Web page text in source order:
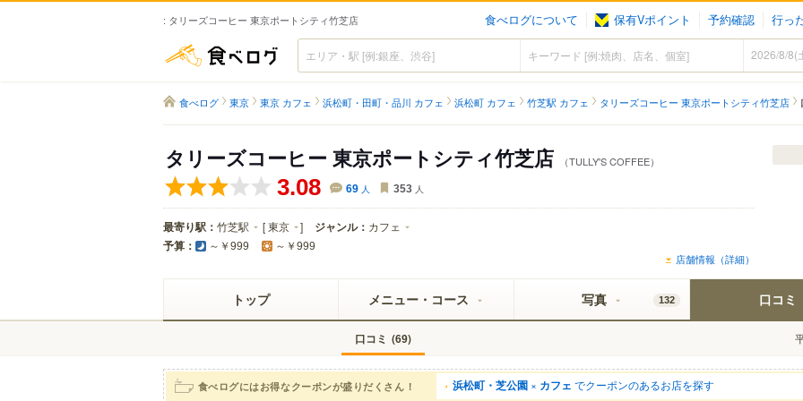
: タリーズコーヒー 東京ポートシティ竹芝店 食べログについて 保有Vポイント 予約確認 行っ
食べログ
食べログ 東京 東京 カフェ 浜松町・田町・品川 カフェ 浜松町 カフェ 竹芝駅 カフェ タリーズコーヒー 東京ポートシティ竹芝店
タリーズコーヒー 東京ポートシティ竹芝店 （TULLY'S COFFEE）
3.08 69 人 353 人
最寄り駅： 竹芝駅 [東京 ] ジャンル： カフェ
予算： ～￥999 ～￥999
店舗情報（詳細）
トップ メニュー・コース 写真 132 口コミ
口コミ (69)
食べログにはお得なクーポンが盛りだくさん！ 浜松町・芝公園 × カフェ でクーポンのあるお店を探す